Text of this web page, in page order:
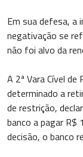
Em sua defesa, a
negativação se
não foi alvo da
A 2ª Vara Cível
determinado a
de restrição,
banco a pagar R$
decisão, o banco